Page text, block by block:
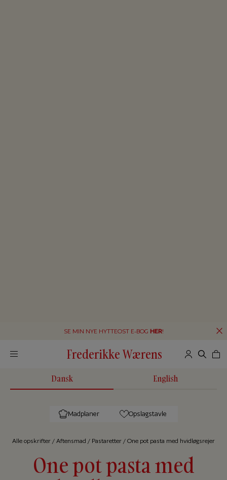
SE MIN NYE HYTTEOST E-BOG HER!
Frederikke Wærens
Dansk English
Madplaner Opslagstavle
Alle op­skrif­ter / Aftensmad / Pastaretter / One pot pasta med hvidløgsrejer
One pot pasta med